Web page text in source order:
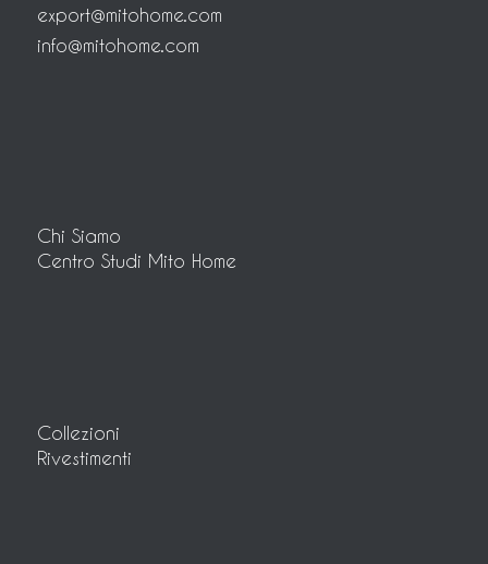
export@mitohome.com
info@mitohome.com
Chi Siamo
Centro Studi Mito Home
Collezioni
Rivestimenti